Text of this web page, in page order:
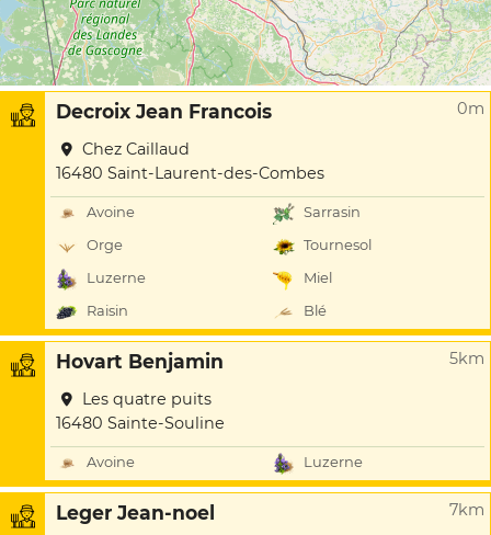
Decroix Jean Francois 0m
Chez Caillaud
16480 Saint-Laurent-des-Combes
Avoine
Sarrasin
Orge
Tournesol
Luzerne
Miel
Raisin
Blé
Hovart Benjamin 5km
Les quatre puits
16480 Sainte-Souline
Avoine Luzerne
Leger Jean-noel 7km